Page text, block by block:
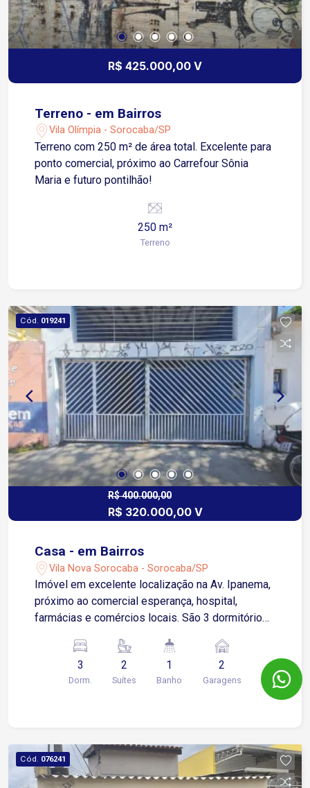
R$ 425.000,00 V
Terreno - em Bairros
Vila Olímpia - Sorocaba/SP
Terreno com 250 m² de área total. Excelente para
ponto comercial, próximo ao Carrefour Sônia
Maria e futuro pontilhão!
250 m²
Terreno
Cód. 019241
R$ 400.000,00
R$ 320.000,00 V
Casa - em Bairros
Vila Nova Sorocaba - Sorocaba/SP
Imóvel em excelente localização na Av. Ipanema,
próximo ao comercial esperança, hospital,
farmácias e comércios locais. São 3 dormitórios,
condicionado, sala, cozinha com gabinete,
banheiro social com gabinete, área de serviço e
garagem coberta para 2 carros. Proprietária
estuda negociações e aceita locação residencial.
3
Dorm.
2
Suítes
1
Banho
2
Garagens
Cód. 076241